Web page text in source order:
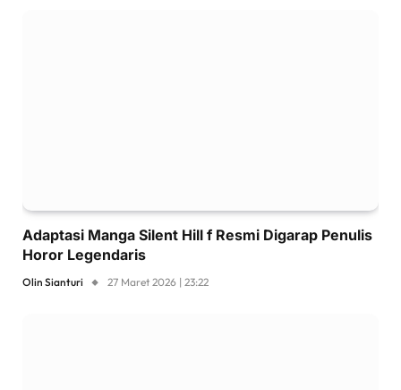
Adaptasi Manga Silent Hill f Resmi Digarap Penulis
Horor Legendaris
Olin Sianturi 27 Maret 2026 | 23:22